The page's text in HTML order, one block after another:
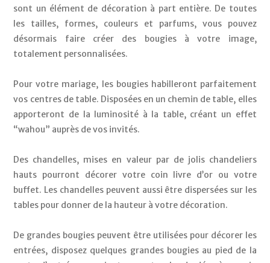
sont un élément de décoration à part entière. De toutes
les tailles, formes, couleurs et parfums, vous pouvez
désormais faire créer des bougies à votre image,
totalement personnalisées.
Pour votre mariage, les bougies habilleront parfaitement
vos centres de table. Disposées en un chemin de table, elles
apporteront de la luminosité à la table, créant un effet
“wahou” auprès de vos invités.
Des chandelles, mises en valeur par de jolis chandeliers
hauts pourront décorer votre coin livre d’or ou votre
buffet. Les chandelles peuvent aussi être dispersées sur les
tables pour donner de la hauteur à votre décoration.
De grandes bougies peuvent être utilisées pour décorer les
entrées, disposez quelques grandes bougies au pied de la